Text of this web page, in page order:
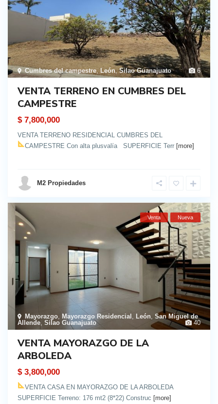
6
Cumbres del campestre,León,Silao Guanajuato
VENTA TERRENO EN CUMBRES DEL
CAMPESTRE
$ 7,800,000
VENTA TERRENO RESIDENCIAL CUMBRES DEL
CAMPESTRE Con alta plusvalía SUPERFICIE Terr [more]
M2 Propiedades
40
Mayorazgo Mayorazgo Residencial León San Miguel de
Allende Silao Guanajuato
Venta Nueva
VENTA MAYORAZGO DE LA
ARBOLEDA
$ 3,800,000
VENTA CASA EN MAYORAZGO DE LA ARBOLEDA
SUPERFICIE Terreno: 176 mt2 (8*22) Construc [more]